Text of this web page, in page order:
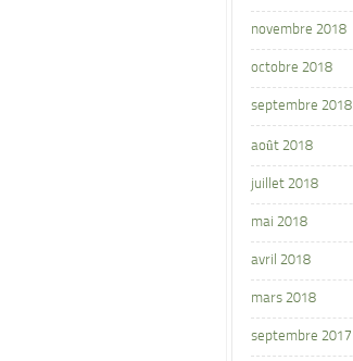
novembre 2018
octobre 2018
septembre 2018
août 2018
juillet 2018
mai 2018
avril 2018
mars 2018
septembre 2017